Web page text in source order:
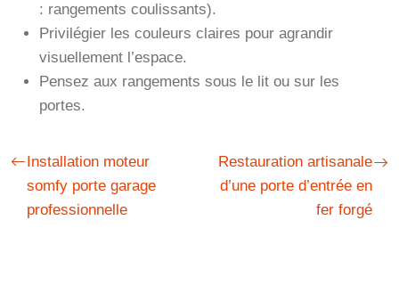
: rangements coulissants).
Privilégier les couleurs claires pour agrandir
visuellement l’espace.
Pensez aux rangements sous le lit ou sur les
portes.
Installation moteur
somfy porte garage
professionnelle
Restauration artisanale
d’une porte d’entrée en
fer forgé